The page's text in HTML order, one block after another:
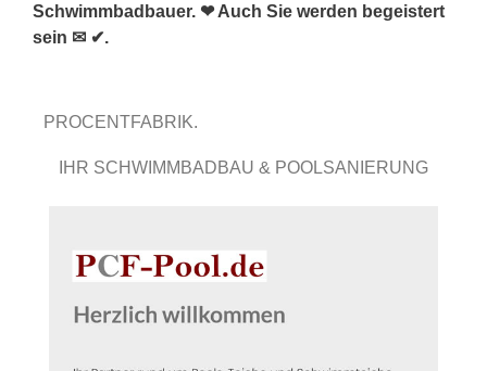
Schwimmbadbauer. ❤ Auch Sie werden begeistert
sein ✉ ✔.
PROCENTFABRIK.
IHR SCHWIMMBADBAU & POOLSANIERUNG